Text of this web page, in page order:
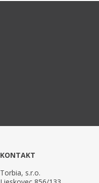
KONTAKT
Torbia, s.r.o.